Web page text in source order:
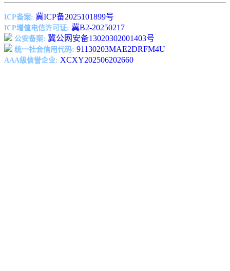
ICP备案: 冀ICP备2025101899号
ICP增值电信许可证: 冀B2-20250217
公安备案: 冀公网安备13020302001403号
统一社会信用代码: 91130203MAE2DRFM4U
AAA级信誉企业: XCXY202506202660